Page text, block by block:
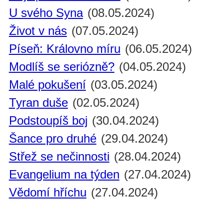
U svého Syna (08.05.2024)
Život v nás (07.05.2024)
Píseň: Královno míru (06.05.2024)
Modlíš se seriózně? (04.05.2024)
Malé pokušení (03.05.2024)
Tyran duše (02.05.2024)
Podstoupíš boj (30.04.2024)
Šance pro druhé (29.04.2024)
Střež se nečinnosti (28.04.2024)
Evangelium na týden (27.04.2024)
Vědomí hříchu (27.04.2024)